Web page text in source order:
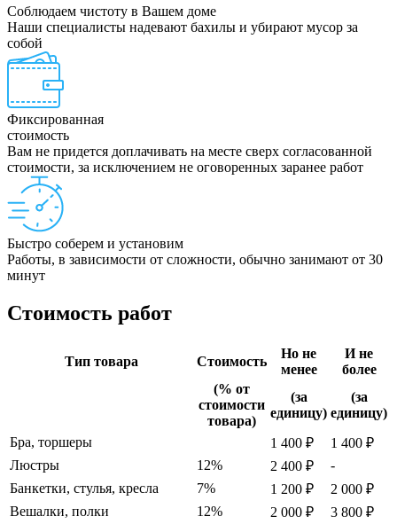
Соблюдаем чистоту в Вашем доме
Наши специалисты надевают бахилы и убирают мусор за
собой
Фиксированная
стоимость
Вам не придется доплачивать на месте сверх согласованной
стоимости, за исключением не оговоренных заранее работ
Быстро соберем и установим
Работы, в зависимости от сложности, обычно занимают от 30
минут
Стоимость работ
Тип товара Стоимость
Но не
менее
И не
более
(% от
стоимости
товара)
(за
единицу)
(за
единицу)
Бра, торшеры
1 400 ₽
1 400 ₽
Люстры
12% 2 400 ₽
-
Банкетки, стулья, кресла
7% 1 200 ₽
2 000 ₽
Вешалки, полки
12% 2 000 ₽
3 800 ₽